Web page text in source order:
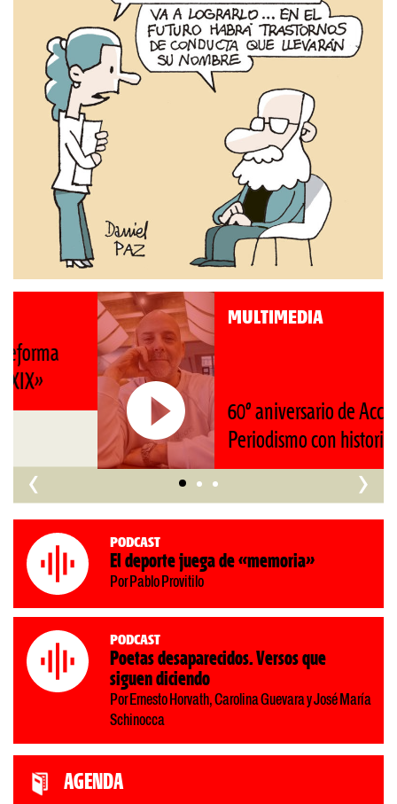
MULTIMEDIA
60º aniversario de Acción.
Periodismo con historia
‹ ›
Podcast
El deporte juega de «memoria»
Por Pablo Provitilo
Podcast
Poetas desaparecidos. Versos que
siguen diciendo
Por Ernesto Horvath, Carolina Guevara y José María
Schinocca
AGENDA